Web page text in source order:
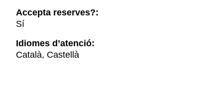
Accepta reserves?:
Sí
Idiomes d’atenció:
Català, Castellà